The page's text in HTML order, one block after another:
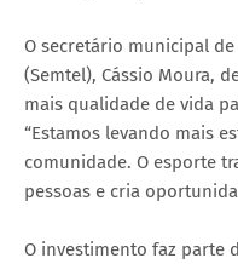
O secretário municipal
(Semtel), Cássio Moura,
mais qualidade de vida
“Estamos levando mais
comunidade. O esporte
pessoas e cria
O investimento faz parte